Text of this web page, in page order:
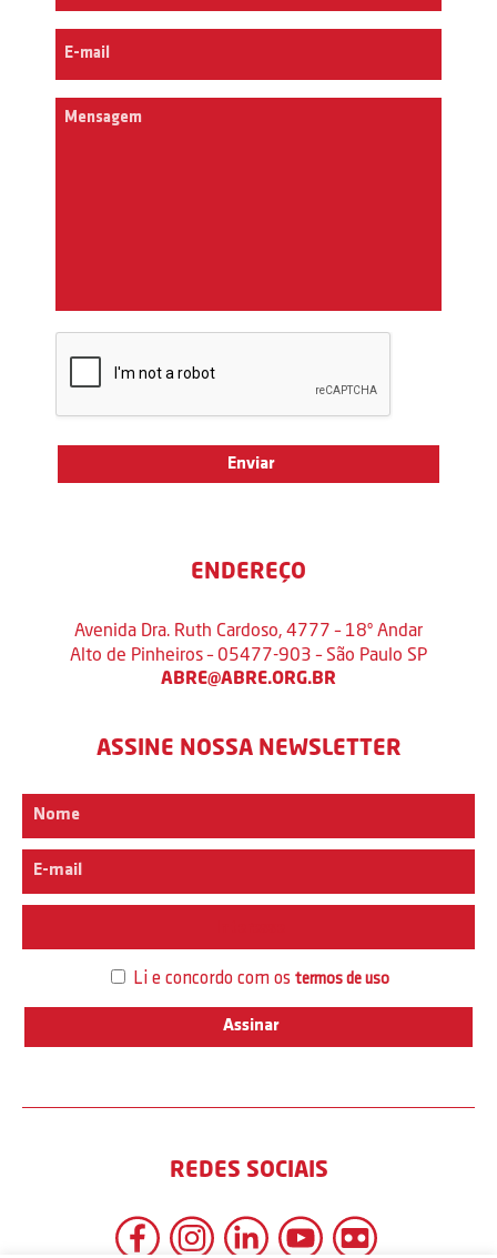
ENDEREÇO
Avenida Dra. Ruth Cardoso, 4777 – 18º Andar
Alto de Pinheiros – 05477-903 – São Paulo SP
ABRE@ABRE.ORG.BR
ASSINE NOSSA NEWSLETTER
Li e concordo com os termos de uso
REDES SOCIAIS